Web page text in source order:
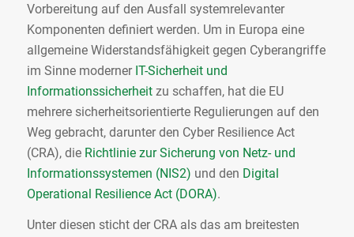
Vorbereitung auf den Ausfall systemrelevanter
Komponenten definiert werden. Um in Europa eine
allgemeine Widerstandsfähigkeit gegen Cyberangriffe
im Sinne moderner IT-Sicherheit und
Informationssicherheitzu schaffen, hat die EU
mehrere sicherheitsorientierte Regulierungen auf den
Weg gebracht, darunter den Cyber Resilience Act
(CRA), die Richtlinie zur Sicherung von Netz- und
Informationssystemen (NIS2) und den Digital
Operational Resilience Act (DORA).
Unter diesen sticht der CRA als das am breitesten